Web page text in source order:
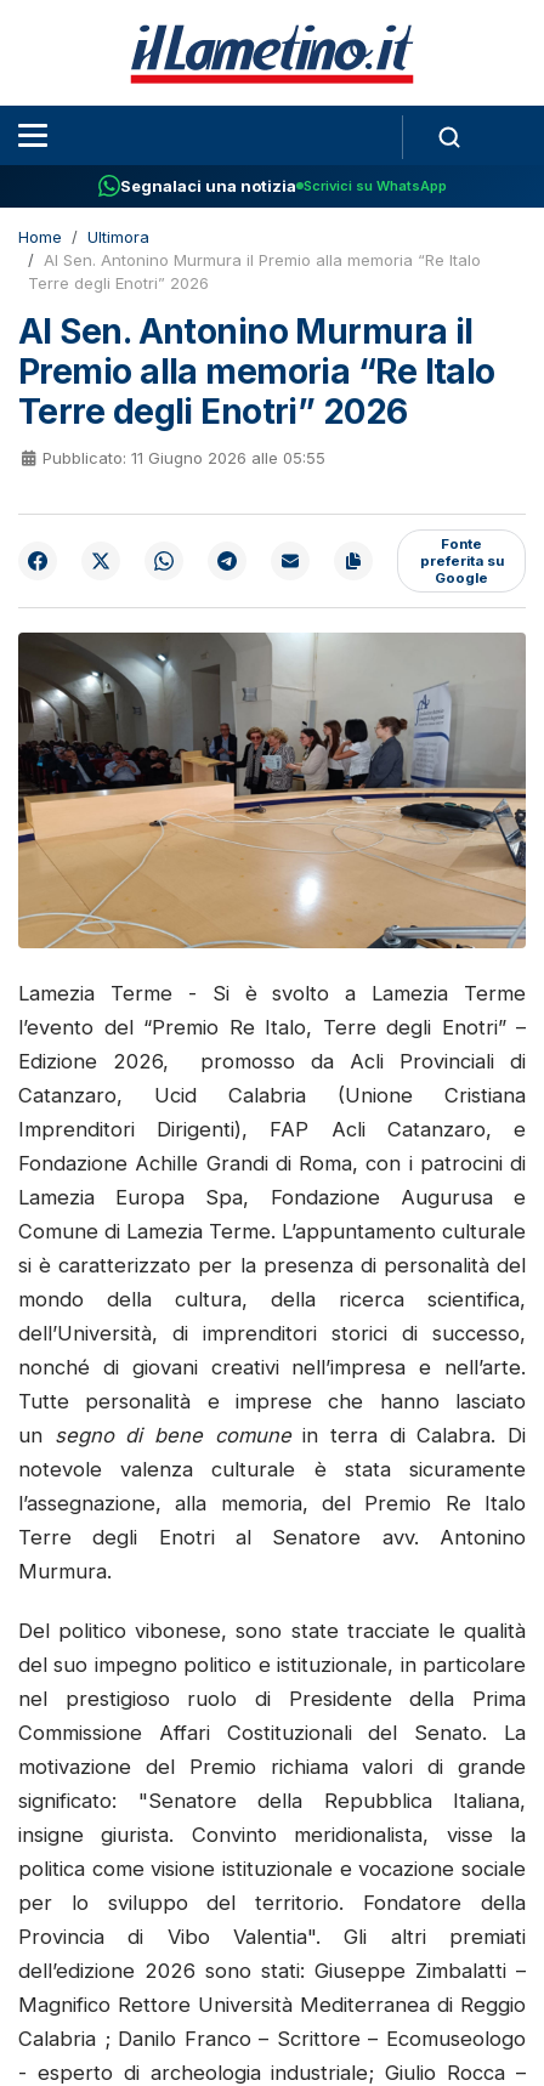
Segnalaci una notizia Scrivici su WhatsApp
Home
Ultimora
Al Sen. Antonino Murmura il Premio alla memoria “Re Italo
Terre degli Enotri” 2026
Al Sen. Antonino Murmura il
Premio alla memoria “Re Italo
Terre degli Enotri” 2026
Pubblicato: 11 Giugno 2026 alle 05:55
Fonte
preferita su
Google
Lamezia Terme - Si è svolto a Lamezia Terme
l’evento del “Premio Re Italo, Terre degli Enotri” –
Edizione 2026, promosso da Acli Provinciali di
Catanzaro, Ucid Calabria (Unione Cristiana
Imprenditori Dirigenti), FAP Acli Catanzaro, e
Fondazione Achille Grandi di Roma, con i patrocini di
Lamezia Europa Spa, Fondazione Augurusa e
Comune di Lamezia Terme. L’appuntamento culturale
si è caratterizzato per la presenza di personalità del
mondo della cultura, della ricerca scientifica,
dell’Università, di imprenditori storici di successo,
nonché di giovani creativi nell’impresa e nell’arte.
Tutte personalità e imprese che hanno lasciato
un segno di bene comunein terra di Calabra. Di
notevole valenza culturale è stata sicuramente
l’assegnazione, alla memoria, del Premio Re Italo
Terre degli Enotri al Senatore avv. Antonino
Murmura.
Del politico vibonese, sono state tracciate le qualità
del suo impegno politico e istituzionale, in particolare
nel prestigioso ruolo di Presidente della Prima
Commissione Affari Costituzionali del Senato. La
motivazione del Premio richiama valori di grande
significato: "Senatore della Repubblica Italiana,
insigne giurista. Convinto meridionalista, visse la
politica come visione istituzionale e vocazione sociale
per lo sviluppo del territorio. Fondatore della
Provincia di Vibo Valentia". Gli altri premiati
dell’edizione 2026 sono stati: Giuseppe Zimbalatti –
Magnifico Rettore Università Mediterranea di Reggio
Calabria ; Danilo Franco – Scrittore – Ecomuseologo
- esperto di archeologia industriale; Giulio Rocca –